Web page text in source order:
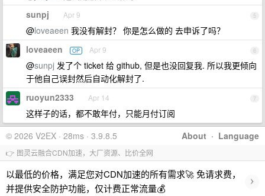
5
sunpj Apr 9
@loveaeen 我没有解封？ 你是怎么做的 去申诉了吗？
6
loveaeen OP Apr 9
@sunpj 发了个 ticket 给 github, 但是也没回复我. 所以我更倾向
于他自己误封然后自动化解封了.
7
ruoyun2333 Apr 14
这样子的话，都不敢年付，只能月付订阅
About · Language
© 2026 V2EX · 28ms · 3.9.8.5
👉 图灵云融合CDN加速，大厂资源、比价全网
以最低的价格，满足您对CDN加速的所有需求🚀 免请求费，
并提供安全防护功能，仅计费正常流量💰
›